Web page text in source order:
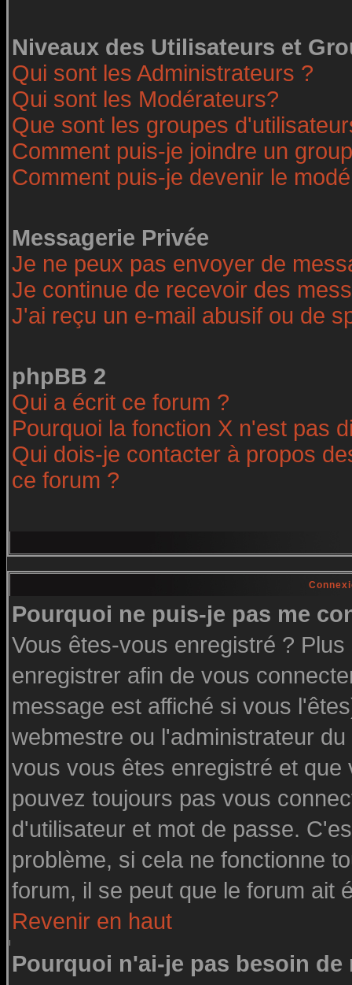
Niveaux des Utilisateurs et
Qui sont les Administrateurs ?
Qui sont les Modérateurs?
Que sont les groupes
Comment puis-je joindre un
Comment puis-je devenir le
Messagerie Privée
Je ne peux pas envoyer de
Je continue de recevoir des
J'ai reçu un e-mail abusif ou de
phpBB 2
Qui a écrit ce forum ?
Pourquoi la fonction X n'est pas
Qui dois-je contacter à propos
ce forum ?
Pourquoi ne puis-je pas me
Vous êtes-vous enregistré ?
enregistrer afin de vous
message est affiché si vous
webmestre ou l'administrateur
vous vous êtes enregistré et
pouvez toujours pas vous
d'utilisateur et mot de passe.
problème, si cela ne fonctionne
forum, il se peut que le forum ait
Revenir en haut
Pourquoi n'ai-je pas besoin